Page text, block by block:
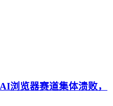
浏览器赛道集体溃败，